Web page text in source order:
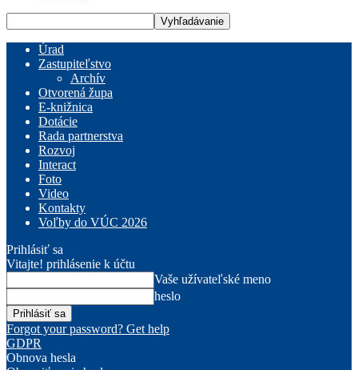
Úrad
Zastupiteľstvo
Archív
Otvorená župa
E-knižnica
Dotácie
Rada partnerstva
Rozvoj
Interact
Foto
Video
Kontakty
Voľby do VÚC 2026
Prihlásiť sa
Vitajte! prihlásenie k účtu
Vaše užívateľské meno
heslo
Forgot your password? Get help
GDPR
Obnova hesla